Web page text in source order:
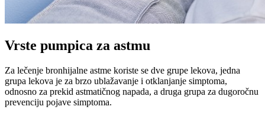
Vrste pumpica za astmu
Za lečenje bronhijalne astme koriste se dve grupe lekova, jedna
grupa lekova je za brzo ublažavanje i otklanjanje simptoma,
odnosno za prekid astmatičnog napada, a druga grupa za dugoročnu
prevenciju pojave simptoma.